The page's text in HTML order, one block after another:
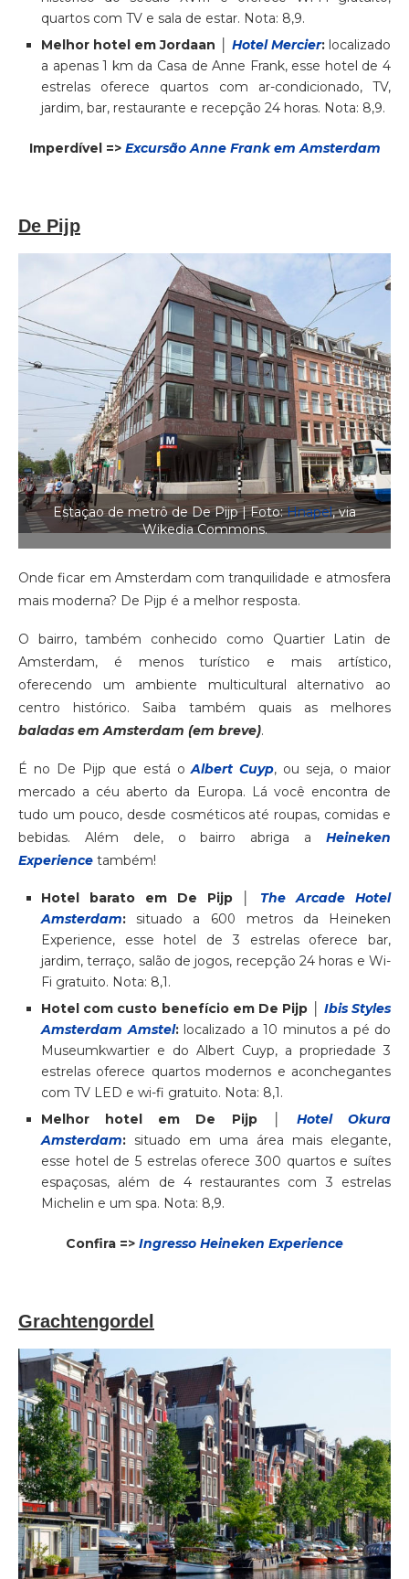
quartos com TV e sala de estar. Nota: 8,9.
Melhor hotel em Jordaan │ Hotel Mercier:localizado
a apenas 1 km da Casa de Anne Frank, esse hotel de 4
estrelas oferece quartos com ar-condicionado, TV,
jardim, bar, restaurante e recepção 24 horas. Nota: 8,9.
Imperdível => Excursão Anne Frank em Amsterdam
De Pijp
Estaçao de metrô de De Pijp | Foto:Hnapel, via
Wikedia Commons.
Onde ficar em Amsterdam com tranquilidade e atmosfera
mais moderna? De Pijp é a melhor resposta.
O bairro, também conhecido como Quartier Latin de
Amsterdam, é menos turístico e mais artístico,
oferecendo um ambiente multicultural alternativo ao
centro histórico. Saiba também quais as melhores
baladas em Amsterdam (em breve).
É no De Pijp que está oAlbert Cuyp, ou seja, o maior
mercado a céu aberto da Europa. Lá você encontra de
tudo um pouco, desde cosméticos até roupas, comidas e
bebidas. Além dele, o bairro abriga a Heineken
Experience também!
Hotel barato em De Pijp │
The Arcade Hotel
Amsterdam: situado a 600 metros da Heineken
Experience, esse hotel de 3 estrelas oferece bar,
jardim, terraço, salão de jogos, recepção 24 horas e Wi-
Fi gratuito. Nota: 8,1.
Hotel com custo benefício em De Pijp │
Ibis Styles
Amsterdam Amstel:localizado a 10 minutos a pé do
Museumkwartier e do Albert Cuyp, a propriedade 3
estrelas oferece quartos modernos e aconchegantes
com TV LED e wi-fi gratuito. Nota: 8,1.
Melhor hotel em De Pijp │ Hotel Okura
Amsterdam: situado em uma área mais elegante,
esse hotel de 5 estrelas oferece 300 quartos e suítes
espaçosas, além de 4 restaurantes com 3 estrelas
Michelin e um spa. Nota: 8,9.
Confira => Ingresso Heineken Experience
Grachtengordel